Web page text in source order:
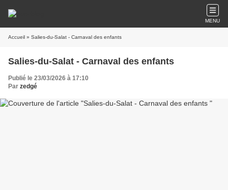
MENU
Accueil » Salies-du-Salat - Carnaval des enfants
Salies-du-Salat - Carnaval des enfants
Publié le 23/03/2026 à 17:10
Par zedgé